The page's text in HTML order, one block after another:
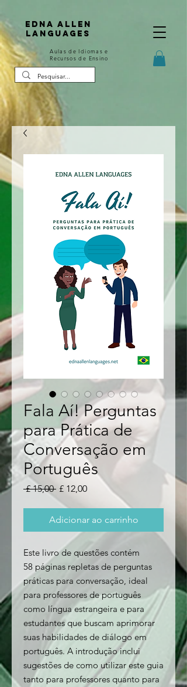
Edna Allen
Languages
Aulas de Idiomas e
Recursos de Ensino
Fala Aí! Perguntas
para Prática de
Conversação em
Português
£ 15,00 Preço
normal
£ 12,00Preço
promocional
Adicionar ao carrinho
Este livro de questões contém
58 páginas repletas de perguntas
práticas para conversação, ideal
para professores de português
como língua estrangeira e para
estudantes que buscam aprimorar
suas habilidades de diálogo em
português. A introdução inclui
sugestões de como utilizar este guia
tanto para professores quanto para